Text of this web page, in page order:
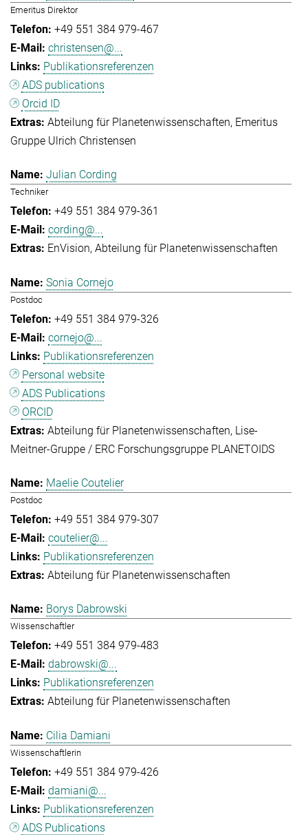
Emeritus Direktor
+49 551 384 979-467
christensen@...
Publikationsreferenzen
ADS publications
Orcid ID
Abteilung für Planetenwissenschaften Emeritus
Gruppe Ulrich Christensen
Julian Cording
Techniker
+49 551 384 979-361
cording@...
EnVision Abteilung für Planetenwissenschaften
Sonia Cornejo
Postdoc
+49 551 384 979-326
cornejo@...
Publikationsreferenzen
Personal website
ADS Publications
ORCID
Abteilung für Planetenwissenschaften Lise-
Meitner-Gruppe / ERC Forschungsgruppe PLANETOIDS
Maelie Coutelier
Postdoc
+49 551 384 979-307
coutelier@...
Publikationsreferenzen
Abteilung für Planetenwissenschaften
Borys Dabrowski
Wissenschaftler
+49 551 384 979-483
dabrowski@...
Publikationsreferenzen
Abteilung für Planetenwissenschaften
Cilia Damiani
Wissenschaftlerin
+49 551 384 979-426
damiani@...
Publikationsreferenzen
ADS Publications